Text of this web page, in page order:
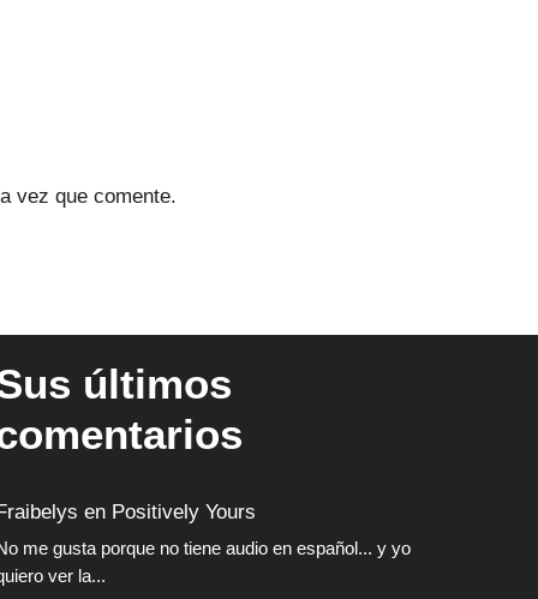
vez que comente.
últimos
Fraibelys en Positively Yours
me gusta porque no tiene audio en español... y yo
ver la...